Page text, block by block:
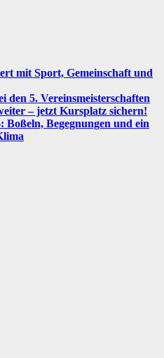
mit Sport, Gemeinschaft und
den 5. Vereinsmeisterschaften
– jetzt Kursplatz sichern!
Boßeln, Begegnungen und ein